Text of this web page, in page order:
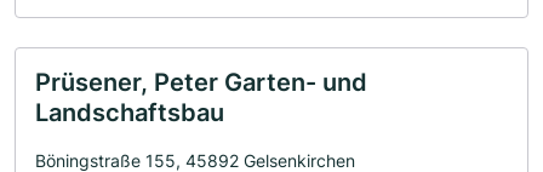
Prüsener, Peter Garten- und
Landschaftsbau
Böningstraße 155, 45892 Gelsenkirchen